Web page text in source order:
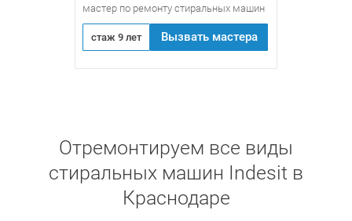
мастер по ремонту стиральных машин
стаж 9 лет Вызвать мастера
Отремонтируем все виды
стиральных машин Indesit в
Краснодаре